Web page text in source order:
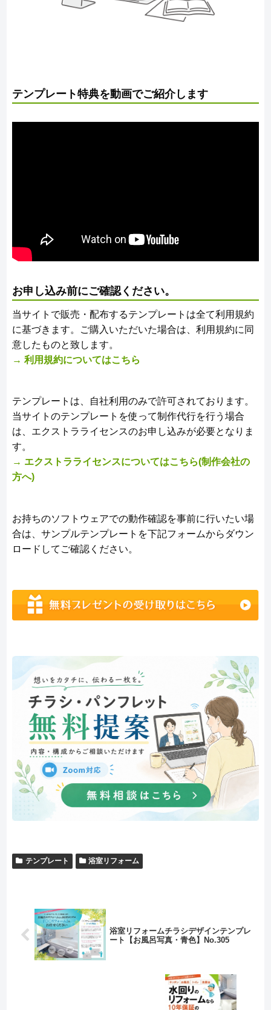
テンプレート特典を動画でご紹介します
お申し込み前にご確認ください。
当サイトで販売・配布するテンプレートは全て利用規約
に基づきます。ご購入いただいた場合は、利用規約に同
意したものと致します。
→ 利用規約についてはこちら
テンプレートは、自社利用のみで許可されております。
当サイトのテンプレートを使って制作代行を行う場合
は、エクストラライセンスのお申し込みが必要となりま
す。
→ エクストラライセンスについてはこちら(制作会社の
方へ)
お持ちのソフトウェアでの動作確認を事前に行いたい場
合は、サンプルテンプレートを下記フォームからダウン
ロードしてご確認ください。
テンプレート 浴室リフォーム
浴室リフォームチラシデザインテンプレ
ート【お風呂写真・青色】No.305